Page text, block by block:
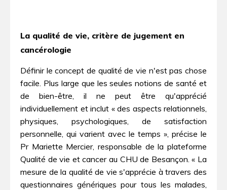
La qualité de vie, critère de jugement en
cancérologie
Définir le concept de qualité de vie n'est pas chose
facile. Plus large que les seules notions de santé et
de bien-être, il ne peut être qu'apprécié
individuellement et inclut « des aspects relationnels,
physiques, psychologiques, de satisfaction
personnelle, qui varient avec le temps », précise le
Pr Mariette Mercier, responsable de la plateforme
Qualité de vie et cancer au CHU de Besançon. « La
mesure de la qualité de vie s'apprécie à travers des
questionnaires génériques pour tous les malades,